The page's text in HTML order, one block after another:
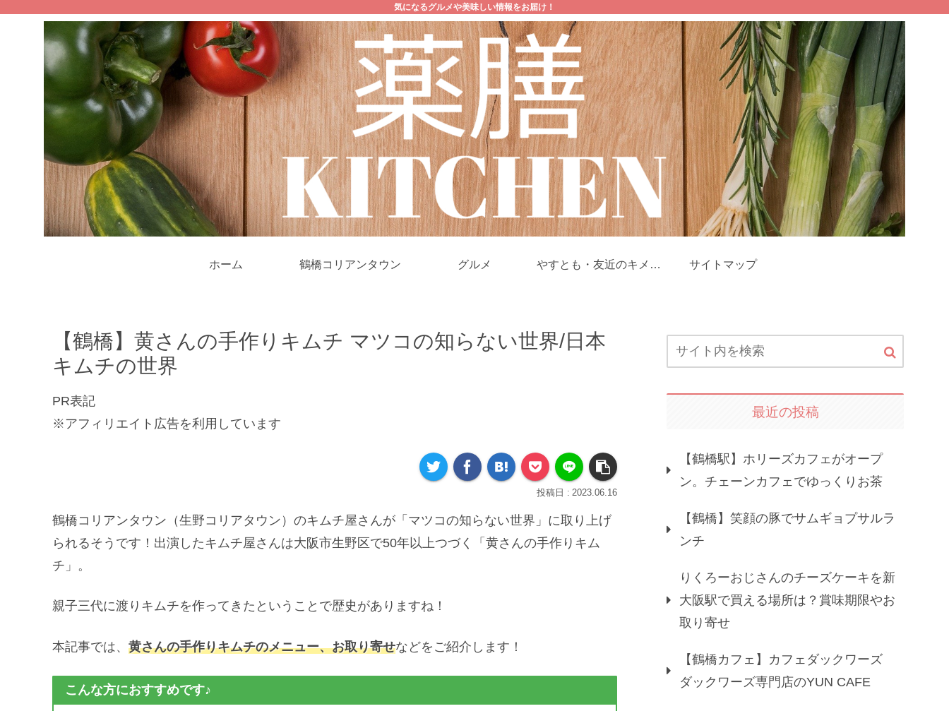
気になるグルメや美味しい情報をお届け！
ホーム 鶴橋コリアンタウン グルメ やすとも・友近のキメツ サイトマップ
【鶴橋】黄さんの手作りキムチ マツコの知らない世界/日本
キムチの世界
PR表記
※アフィリエイト広告を利用しています
2023.06.16
鶴橋コリアンタウン（生野コリアタウン）のキムチ屋さんが「マツコの知らない世界」に取り上げ
られるそうです！出演したキムチ屋さんは大阪市生野区で50年以上つづく「黄さんの手作りキム
チ」。
親子三代に渡りキムチを作ってきたということで歴史がありますね！
本記事では、 黄さんの手作りキムチのメニュー、お取り寄せなどをご紹介します！
こんな方におすすめです♪
最近の投稿
【鶴橋駅】ホリーズカフェがオープ
ン。チェーンカフェでゆっくりお茶
【鶴橋】笑顔の豚でサムギョプサルラ
ンチ
りくろーおじさんのチーズケーキを新
大阪駅で買える場所は？賞味期限やお
取り寄せ
【鶴橋カフェ】カフェダックワーズ
ダックワーズ専門店のYUN CAFE